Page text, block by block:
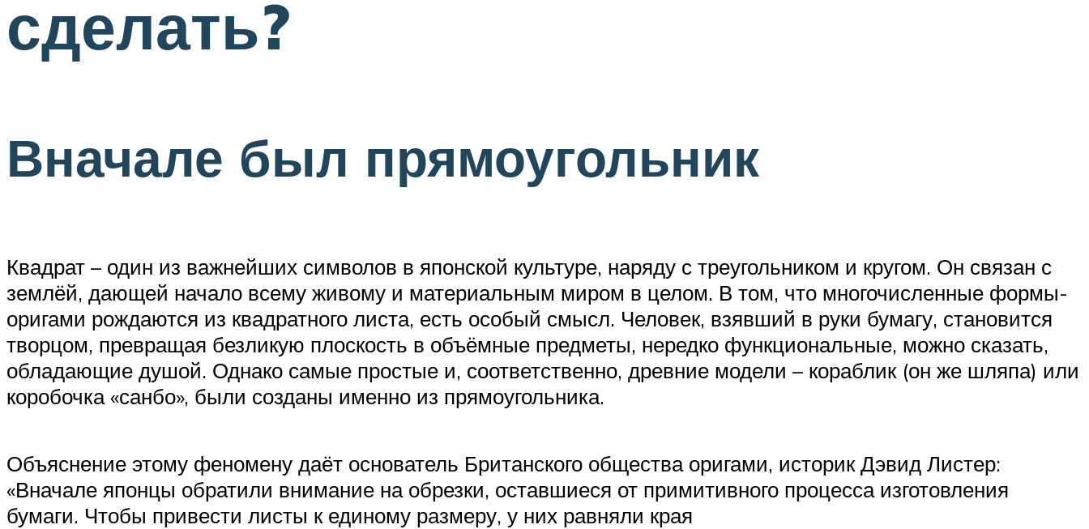
сделать?
Вначале был прямоугольник
Квадрат – один из важнейших символов в японской культуре, наряду с треугольником и кругом. Он связан с
землёй, дающей начало всему живому и материальным миром в целом. В том, что многочисленные формы-
оригами рождаются из квадратного листа, есть особый смысл. Человек, взявший в руки бумагу, становится
творцом, превращая безликую плоскость в объёмные предметы, нередко функциональные, можно сказать,
обладающие душой. Однако самые простые и, соответственно, древние модели – кораблик (он же шляпа) или
коробочка «санбо», были созданы именно из прямоугольника.
Объяснение этому феномену даёт основатель Британского общества оригами, историк Дэвид Листер:
«Вначале японцы обратили внимание на обрезки, оставшиеся от примитивного процесса изготовления
бумаги. Чтобы привести листы к единому размеру, у них равняли края